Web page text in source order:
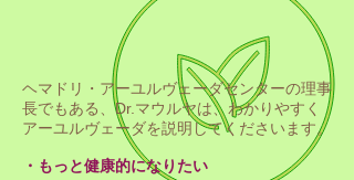
ヘマドリ・アーユルヴェーダセンターの理事
長でもある、Dr.マウルヤは、わかりやすく
アーユルヴェーダを説明してくださいます。
・もっと健康的になりたい